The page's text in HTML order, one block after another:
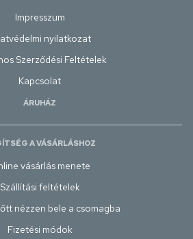
Impresszum
nyilatkozat
Szerződési Feltételek
Kapcsolat
ÁRUHÁZ
A VÁSÁRLÁSHOZ
vásárlás menete
Szállítási feltételek
nézzen bele a csomagba
Fizetési módok